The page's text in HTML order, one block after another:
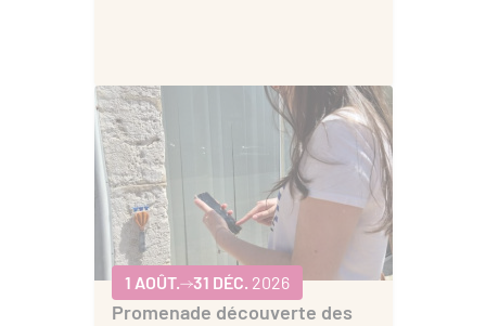
1 AOÛT. 31 DÉC. 2026
Promenade découverte des